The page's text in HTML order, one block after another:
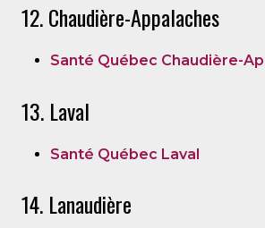
12. Chaudière-Appalaches
Santé Québec Chaudière-
13. Laval
Santé Québec Laval
14. Lanaudière